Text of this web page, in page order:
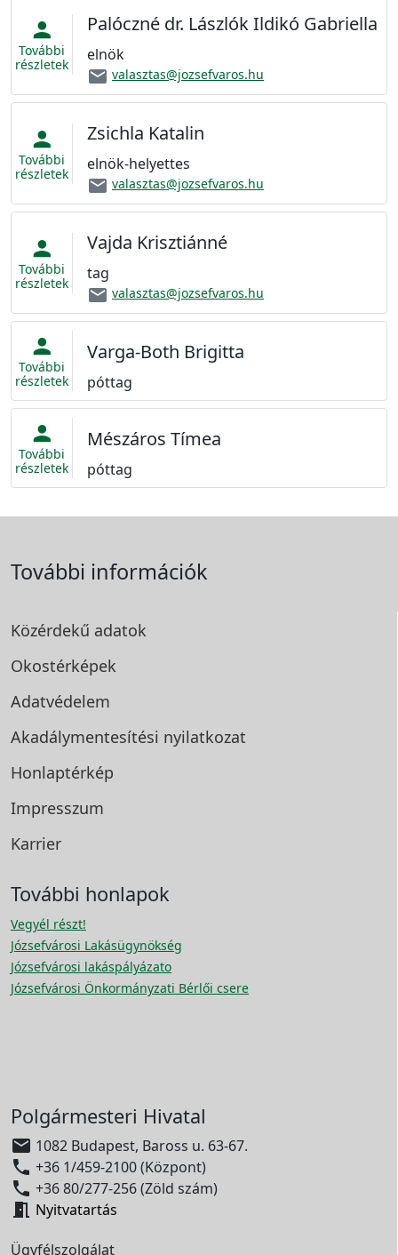
person
További
részletek
Palóczné dr. Lászlók Ildikó Gabriella
elnök
email valasztas@jozsefvaros.hu
person
További
részletek
Zsichla Katalin
elnök-helyettes
email valasztas@jozsefvaros.hu
person
További
részletek
Vajda Krisztiánné
tag
email valasztas@jozsefvaros.hu
person
További
részletek
Varga-Both Brigitta
póttag
person
További
részletek
Mészáros Tímea
póttag
További információk
Közérdekű adatok
Okostérképek
Adatvédelem
Akadálymentesítési nyilatkozat
Honlaptérkép
Impresszum
Karrier
További honlapok
Vegyél részt!
Józsefvárosi Lakásügynökség
Józsefvárosi lakáspályázato
Józsefvárosi Önkormányzati Bérlői csere
Polgármesteri Hivatal
 1082 Budapest, Baross u. 63-67.
 +36 1/459-2100 (Központ)
 +36 80/277-256 (Zöld szám)
 Nyitvatartás
Ügyfélszolgálat